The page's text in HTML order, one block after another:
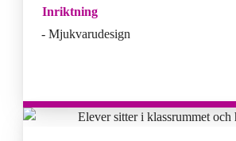
Inriktning
Mjukvarudesign